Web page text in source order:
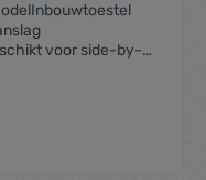
voor side-by-
met Miele@home